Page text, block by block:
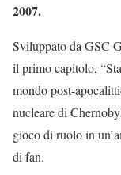
2007.
Sviluppato da GSC
il primo capitolo,
mondo post-
nucleare di
gioco di ruolo in
di fan.